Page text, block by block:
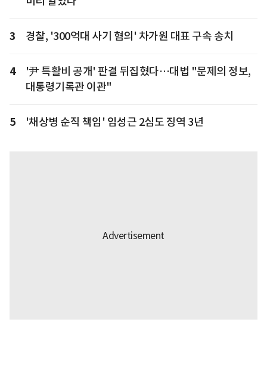
3 경찰, '300억대 사기 혐의' 차가원 대표 구속 송치
4
'尹 특활비 공개' 판결 뒤집혔다…대법 "문제의 정보,
대통령기록관 이관"
5 '채상병 순직 책임' 임성근 2심도 징역 3년